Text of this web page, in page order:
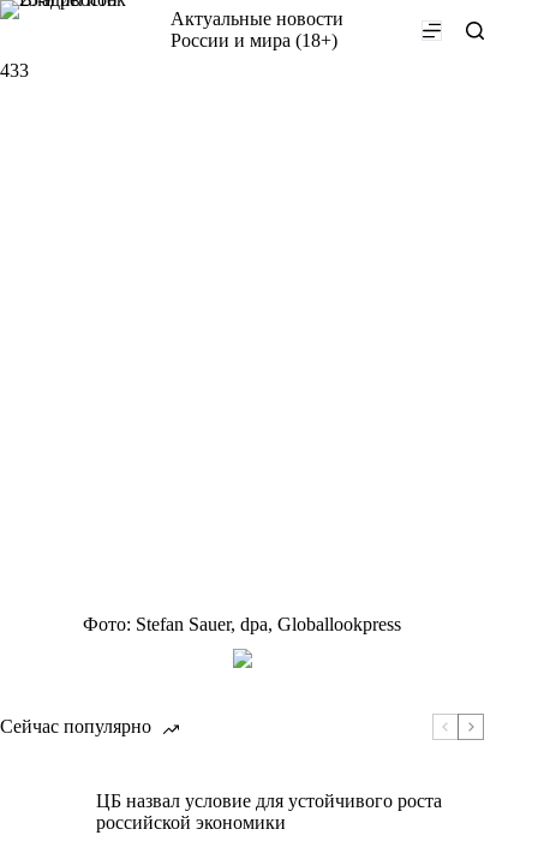
Перейти
Актуальные новости
России и мира (18+)
433
Фото: Stefan Sauer, dpa, Globallookpress
Сейчас популярно
ЦБ назвал условие для устойчивого роста
российской экономики